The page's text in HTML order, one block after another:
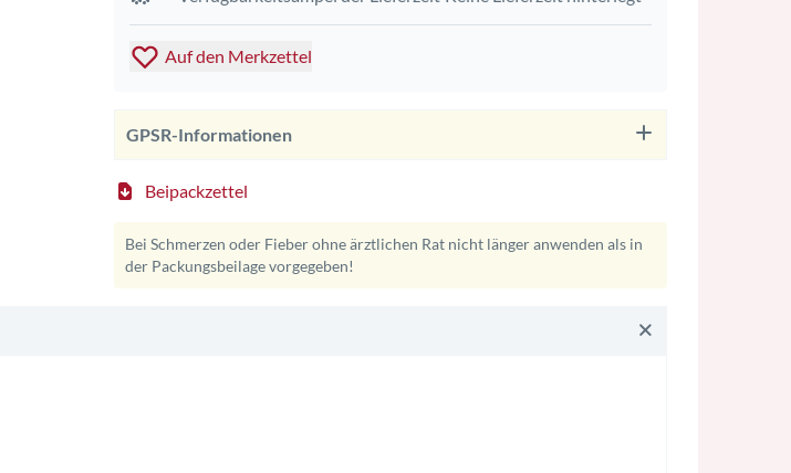
Auf den Merkzettel
GPSR-Informationen
Beipackzettel
Bei Schmerzen oder Fieber ohne ärztlichen Rat nicht länger anwenden als in
der Packungsbeilage vorgegeben!